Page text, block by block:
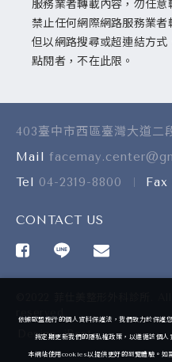
服務業者轉載內容，勿任意
禁止任何網際網路服務業者
但以網路搜尋或超連結方
點閱者，不在此限。
403臺中市西區臺灣大道二
Mail
Tel 04-2319-8800 Fax
CONTACT US
Design -iBest
依據歐盟施行的個人資料保護法，我們致力於保護
將定期更新我們的隱私權政策，以遵循該個
本網站使用cookies以提供更好的瀏覽體驗。